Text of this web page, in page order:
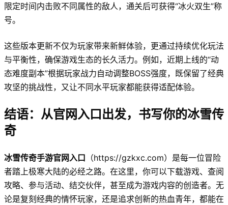
限定时间内击败不同属性的敌人，通关后可获得“冰火双生”称
号。
这些版本更新不仅为玩家带来新鲜体验，更通过持续优化玩法
与平衡性，确保游戏生态的长久活力。例如，近期上线的“动
态难度副本”根据玩家战力自动调整BOSS强度，既保留了经典
攻坚的挑战性，又让不同水平玩家都能获得适配体验。
结语：从官网入口出发，书写你的冰雪传
奇
冰雪传奇手游官网入口 （https://gzkxc.com）是每一位冒险
者踏上极寒大陆的必经之路。在这里，你可以下载游戏、查阅
攻略、参与活动、结交伙伴，甚至成为游戏内容的创造者。无
论是复刻经典的情怀玩家，还是追求创新的热血青年，都能在